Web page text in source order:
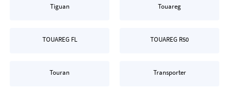
Tiguan Touareg
TOUAREG FL TOUAREG R50
Touran Transporter